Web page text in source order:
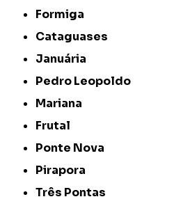
Formiga
Cataguases
Januária
Pedro Leopoldo
Mariana
Frutal
Ponte Nova
Pirapora
Três Pontas